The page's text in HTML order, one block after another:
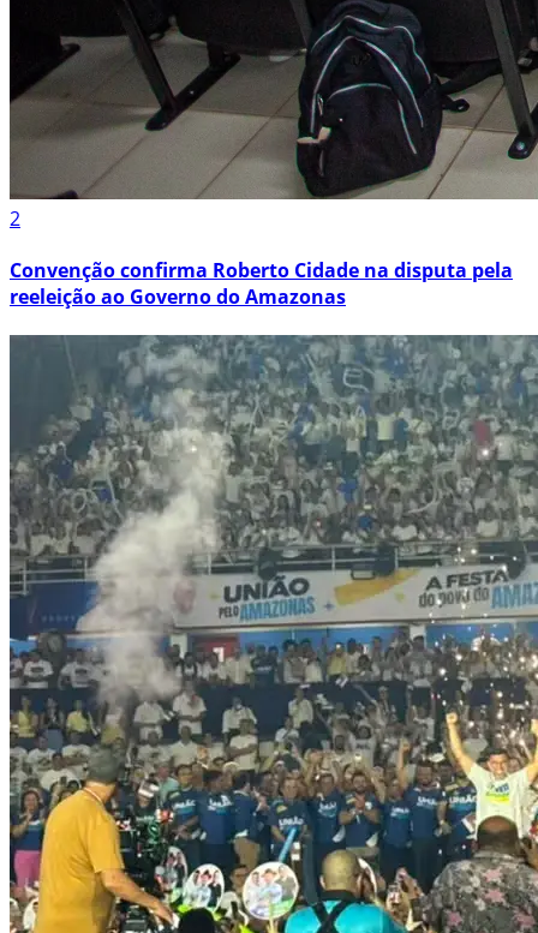
2
Convenção confirma Roberto Cidade na disputa pela
reeleição ao Governo do Amazonas